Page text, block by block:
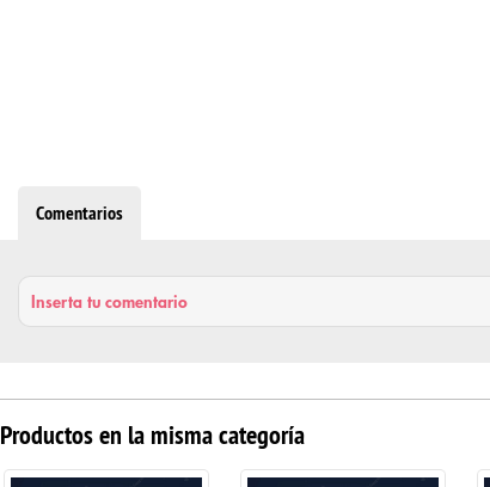
Comentarios
Inserta tu comentario
Productos en la misma categoría